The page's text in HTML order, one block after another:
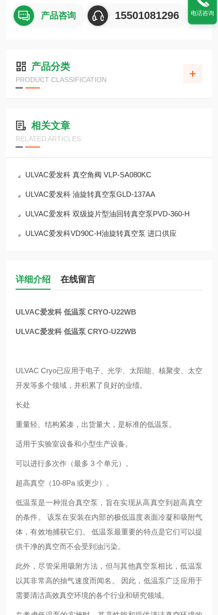
产品咨询 15501081296
产品分类
PRODUCT CLASSIFICATION
相关文章
RELATED ARTICLES
ULVAC爱发科 真空角阀 VLP-SA080KC
ULVAC爱发科 油旋转真空泵GLD-137AA
ULVAC爱发科 双级旋片型油回转真空泵PVD-360-H
ULVAC爱发科VD90C-H油旋转真空泵 进口供应
详细介绍 在线留言
ULVAC爱发科 低温泵 CRYO-U22WB
ULVAC爱发科 低温泵 CRYO-U22WB
ULVAC Cryo已应用于电子、光学、太阳能、核聚变、太空
开发等多个领域，并积累了良好的业绩。
长处
重量轻、结构紧凑，出货量大，是标准的低温泵。
适用于实验室设备和小型生产设备。
可以进行多次作（最多 3 个单元）。
超高真空（10-8Pa 或更少）。
低温泵是一种混合真空泵，旨在实现从高真空到超高真空
的条件。 该泵在安装在内部的极低温度表面冷凝和吸附气
体，有效地捕获它们。 低温泵最重要的特点是它们可以提
供干净的真空而不会受到油污染。
此外，尽管采用吸附方法，但与其他真空泵相比，低温泵
以其非常高的抽气速度而闻名。 因此，低温泵广泛应用于
需要清洁高效真空环境的各个行业和研究领域。
电话咨询